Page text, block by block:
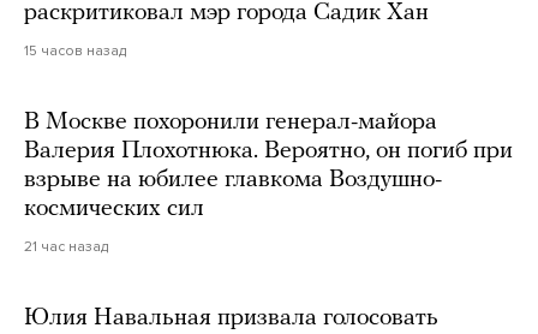
раскритиковал мэр города Садик Хан
15 часов назад
В Москве похоронили генерал-майора
Валерия Плохотнюка. Вероятно, он погиб при
взрыве на юбилее главкома Воздушно-
космических сил
21 час назад
Юлия Навальная призвала голосовать